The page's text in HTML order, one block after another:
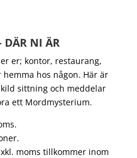
DÄR NI ÄR
er; kontor, restaurang,
hos någon. Här är
sittning och meddelar
ett Mordmysterium.
moms tillkommer inom